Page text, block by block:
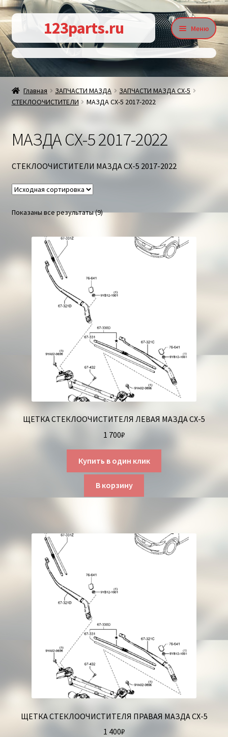
Перейти
к
навигации
Перейти
к
содержимому
123parts.ru Меню
Контакты
Доставка и оплата
Корзина
Главная ЗАПЧАСТИ МАЗДА
ЗАПЧАСТИ МАЗДА СХ-5
СТЕКЛООЧИСТИТЕЛИ
МАЗДА СХ-5 2017-2022
МАЗДА СХ-5 2017-2022
СТЕКЛООЧИСТИТЕЛИ МАЗДА СХ-5 2017-2022
Показаны все результаты (9)
ЩЕТКА СТЕКЛООЧИСТИТЕЛЯ ЛЕВАЯ МАЗДА СХ-5
1 700₽
Купить в один клик
В корзину
ЩЕТКА СТЕКЛООЧИСТИТЕЛЯ ПРАВАЯ МАЗДА СХ-5
1 400₽